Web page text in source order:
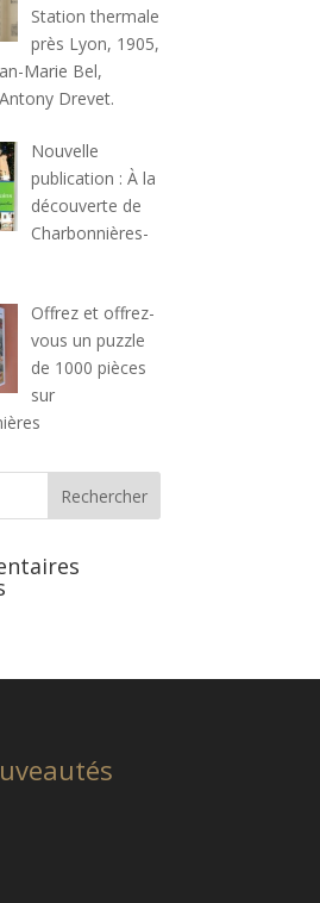
Station thermale
près Lyon, 1905,
Marie Bel,
Drevet.
Nouvelle
publication : À la
découverte de
Charbonnières-
Offrez et offrez-
vous un puzzle
de 1000 pièces
sur